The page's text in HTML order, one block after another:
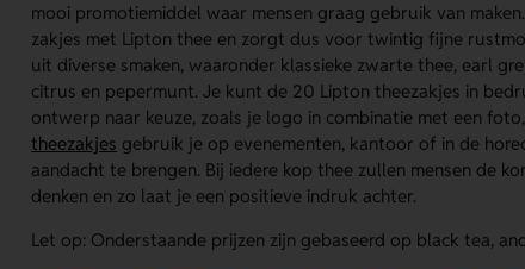
mooi promotiemiddel waar mensen graag gebruik van
zakjes met Lipton thee en zorgt dus voor twintig fijne
uit diverse smaken, waaronder klassieke zwarte thee, earl
citrus en pepermunt. Je kunt de 20 Lipton theezakjes in
ontwerp naar keuze, zoals je logo in combinatie met een
theezakjes gebruik je op evenementen, kantoor of in de
aandacht te brengen. Bij iedere kop thee zullen mensen de
denken en zo laat je een positieve indruk achter.
Let op: Onderstaande prijzen zijn gebaseerd op black tea,